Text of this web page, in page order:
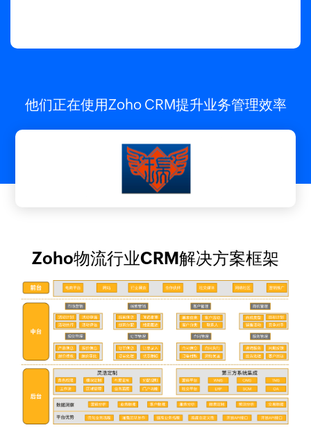
他们正在使用Zoho CRM提升业务管理效率
Zoho物流行业CRM解决方案框架